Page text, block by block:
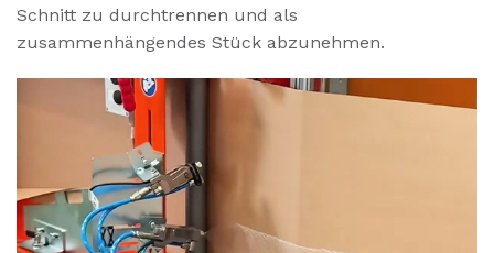
Schnitt zu durchtrennen und als
zusammenhängendes Stück abzunehmen.